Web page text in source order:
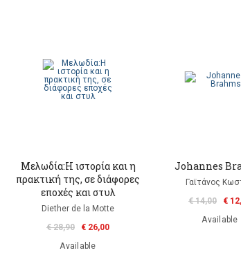
Μελωδία:Η ιστορία και η
πρακτική της, σε διάφορες
εποχές και στυλ
Diether de la Motte
€ 28,90
€ 26,00
Available
Johannes
Γαϊτάνος
€ 14,00
€
Available